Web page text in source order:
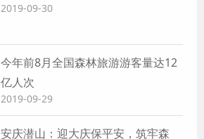
2019-09-30
今年前8月全国森林旅游游客量达12
亿人次
2019-09-29
安庆潜山：迎大庆保平安，筑牢森